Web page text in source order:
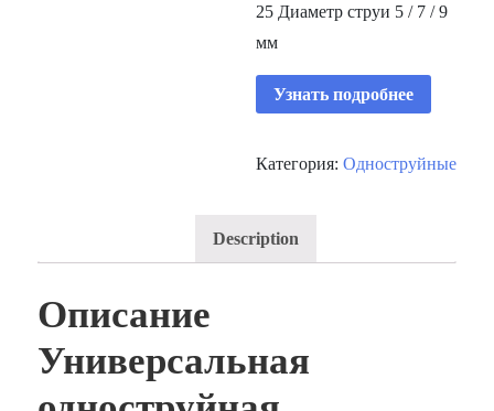
25 Диаметр струи 5 / 7 / 9
мм
Узнать подробнее
Категория: Одноструйные
Description
Описание
Универсальная